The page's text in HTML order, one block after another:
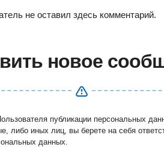
не оставил здесь комментарий.
новое
публикации персональных
либо иных лиц, вы берете на себя
данных.